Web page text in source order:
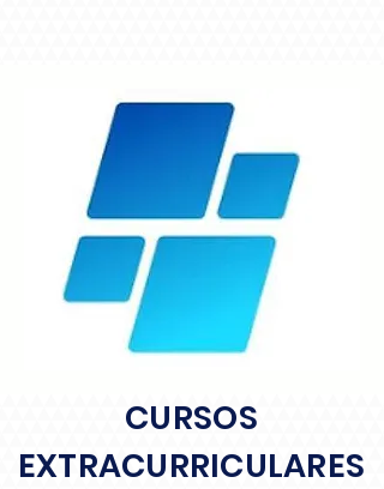
CURSOS
EXTRACURRICULARES